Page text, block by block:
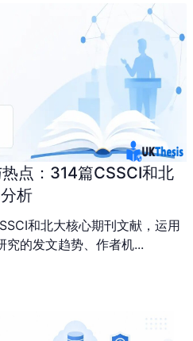
点：314篇CSSCI和北
析
和北大核心期刊文献，运用
的发文趋势、作者机...